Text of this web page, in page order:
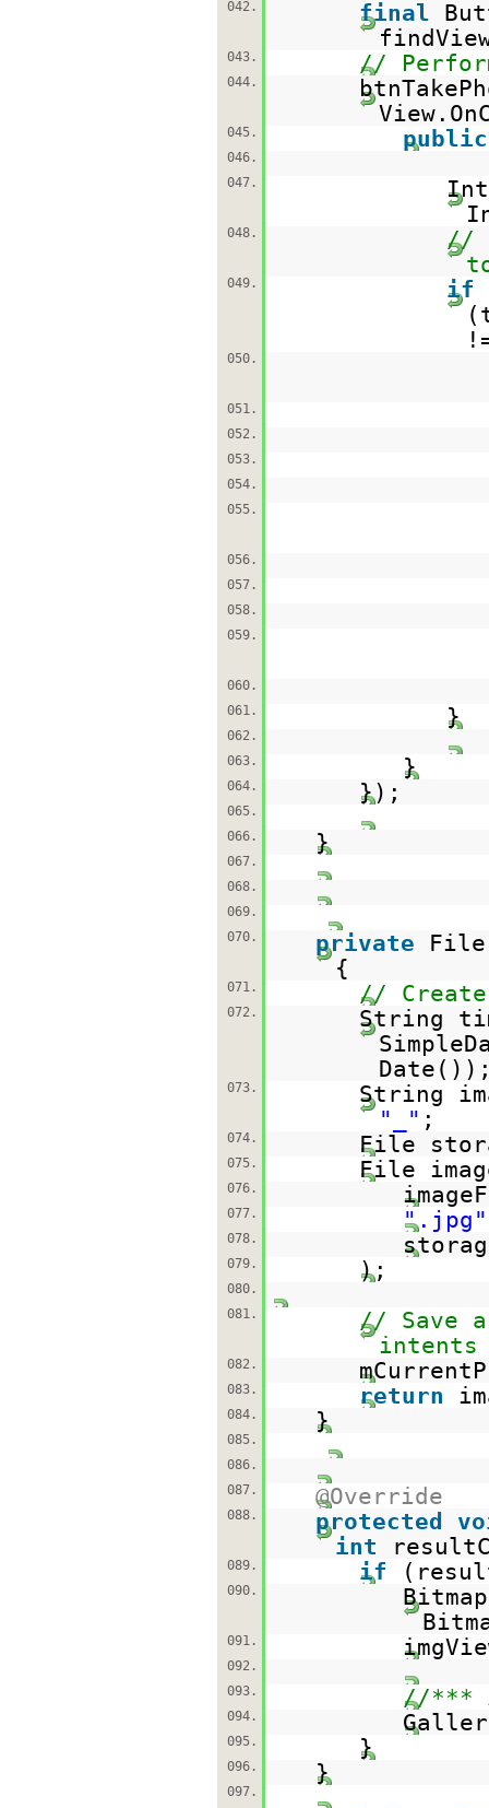
042. final
043. //
044.
045. public
046.
047.
048.
//
049.
if
050.
051.
052.
053.
054.
055.
056.
057.
058.
059.
060.
061.
}
062.
063.
}
064. });
065.
066.
}
067.
068.
069.
070.
private
{
071. //
072.
String
073.
String
"_" ;
074. File
075. File
076.
077. ".jpg"
078.
079. );
080.
081.
// Save
intents
082.
083. return
084. }
085.
086.
087.
@Override
088. protected
int
089. if
090.
091.
092.
093.
//***
094.
095. }
096. }
097.